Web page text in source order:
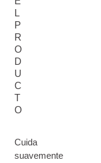
L
P
R
O
D
U
C
T
O
Cuida
suavemente